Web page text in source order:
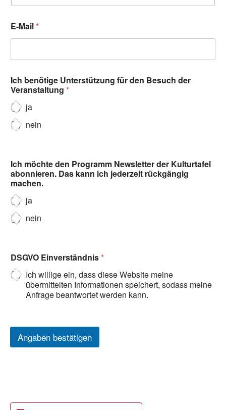
E-Mail*
Ich benötige Unterstützung für den Besuch der
Veranstaltung *
ja
nein
Ich möchte den Programm Newsletter der Kulturtafel
abonnieren. Das kann ich jederzeit rückgängig
machen.
ja
nein
DSGVO Einverständnis*
Ich willige ein, dass diese Website meine
übermittelten Informationen speichert, sodass meine
Anfrage beantwortet werden kann.
Angaben bestätigen